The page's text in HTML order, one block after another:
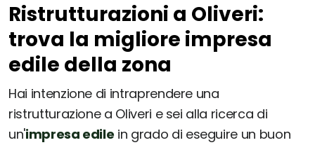
Ristrutturazioni a Oliveri:
trova la migliore impresa
edile della zona
Hai intenzione di intraprendere una
ristrutturazione a Oliveri e sei alla ricerca di
un'impresa edile in grado di eseguire un buon